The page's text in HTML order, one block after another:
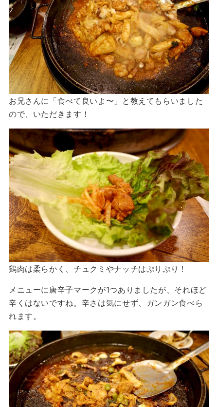
お兄さんに「食べて良いよ〜」と教えてもらいました
ので、いただきます！
鶏肉は柔らかく、チュクミやナッチはぷりぷり！
メニューに唐辛子マークが1つありましたが、それほど
辛くはないですね。辛さは気にせず、ガンガン食べら
れます。